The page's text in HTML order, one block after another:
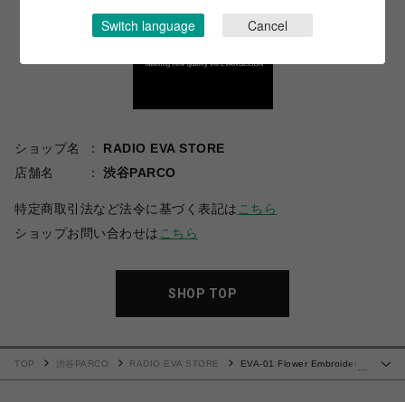
ショップ名
RADIO EVA STORE
店舗名
渋谷PARCO
特定商取引法など法令に基づく表記は こちら
ショップお問い合わせは こちら
SHOP TOP
TOP 渋谷PARCO RADIO EVA STORE
EVA-01 Flower Embroidery
Switch language Cancel